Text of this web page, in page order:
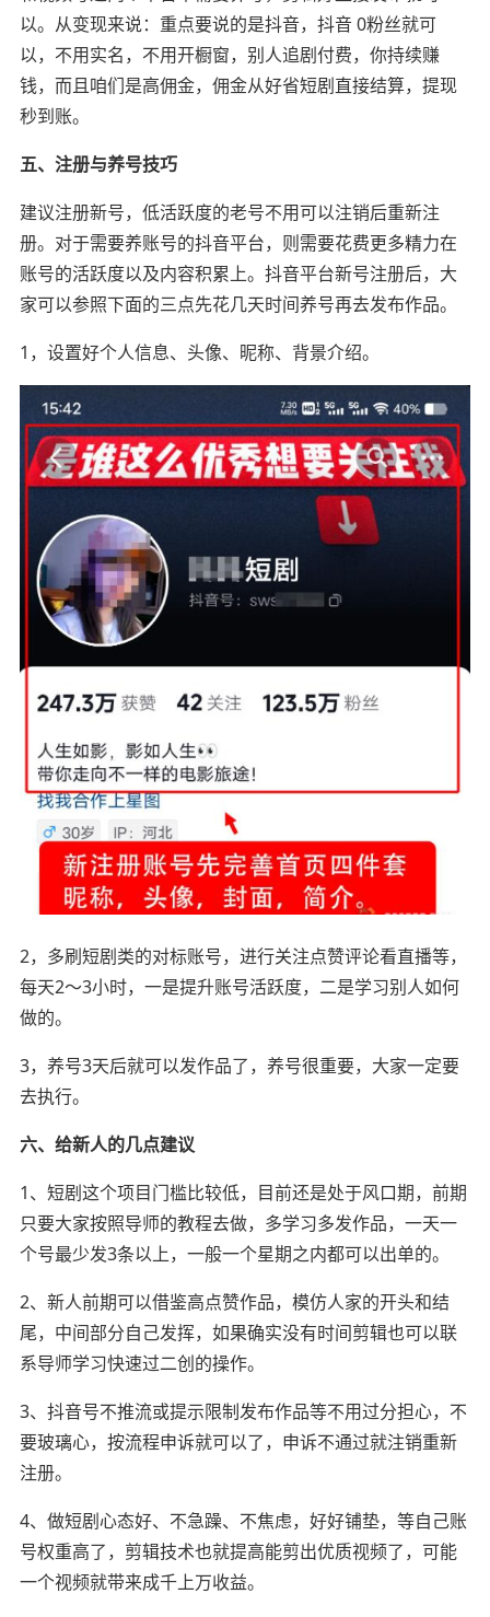
以。从变现来说：重点要说的是抖音，抖音 0粉丝就可
以，不用实名，不用开橱窗，别人追剧付费，你持续赚
钱，而且咱们是高佣金，佣金从好省短剧直接结算，提现
秒到账。
五、注册与养号技巧
建议注册新号，低活跃度的老号不用可以注销后重新注
册。对于需要养账号的抖音平台，则需要花费更多精力在
账号的活跃度以及内容积累上。抖音平台新号注册后，大
家可以参照下面的三点先花几天时间养号再去发布作品。
1，设置好个人信息、头像、昵称、背景介绍。
2，多刷短剧类的对标账号，进行关注点赞评论看直播等，
每天2～3小时，一是提升账号活跃度，二是学习别人如何
做的。
3，养号3天后就可以发作品了，养号很重要，大家一定要
去执行。
六、给新人的几点建议
1、短剧这个项目门槛比较低，目前还是处于风口期，前期
只要大家按照导师的教程去做，多学习多发作品，一天一
个号最少发3条以上，一般一个星期之内都可以出单的。
2、新人前期可以借鉴高点赞作品，模仿人家的开头和结
尾，中间部分自己发挥，如果确实没有时间剪辑也可以联
系导师学习快速过二创的操作。
3、抖音号不推流或提示限制发布作品等不用过分担心，不
要玻璃心，按流程申诉就可以了，申诉不通过就注销重新
注册。
4、做短剧心态好、不急躁、不焦虑，好好铺垫，等自己账
号权重高了，剪辑技术也就提高能剪出优质视频了，可能
一个视频就带来成千上万收益。